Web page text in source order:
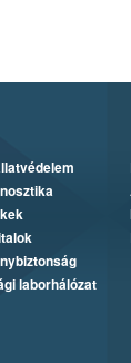
laborhálózat